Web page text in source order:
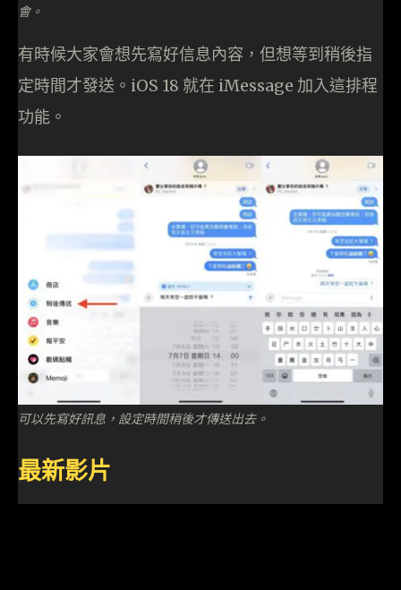
會。
有時候大家會想先寫好信息內容，但想等到稍後指
定時間才發送。iOS 18 就在 iMessage 加入這排程
功能。
可以先寫好訊息，設定時間稍後才傳送出去。
最新影片